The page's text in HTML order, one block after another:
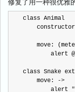
class Animal
move:
class Snake
    move:
->
        alert